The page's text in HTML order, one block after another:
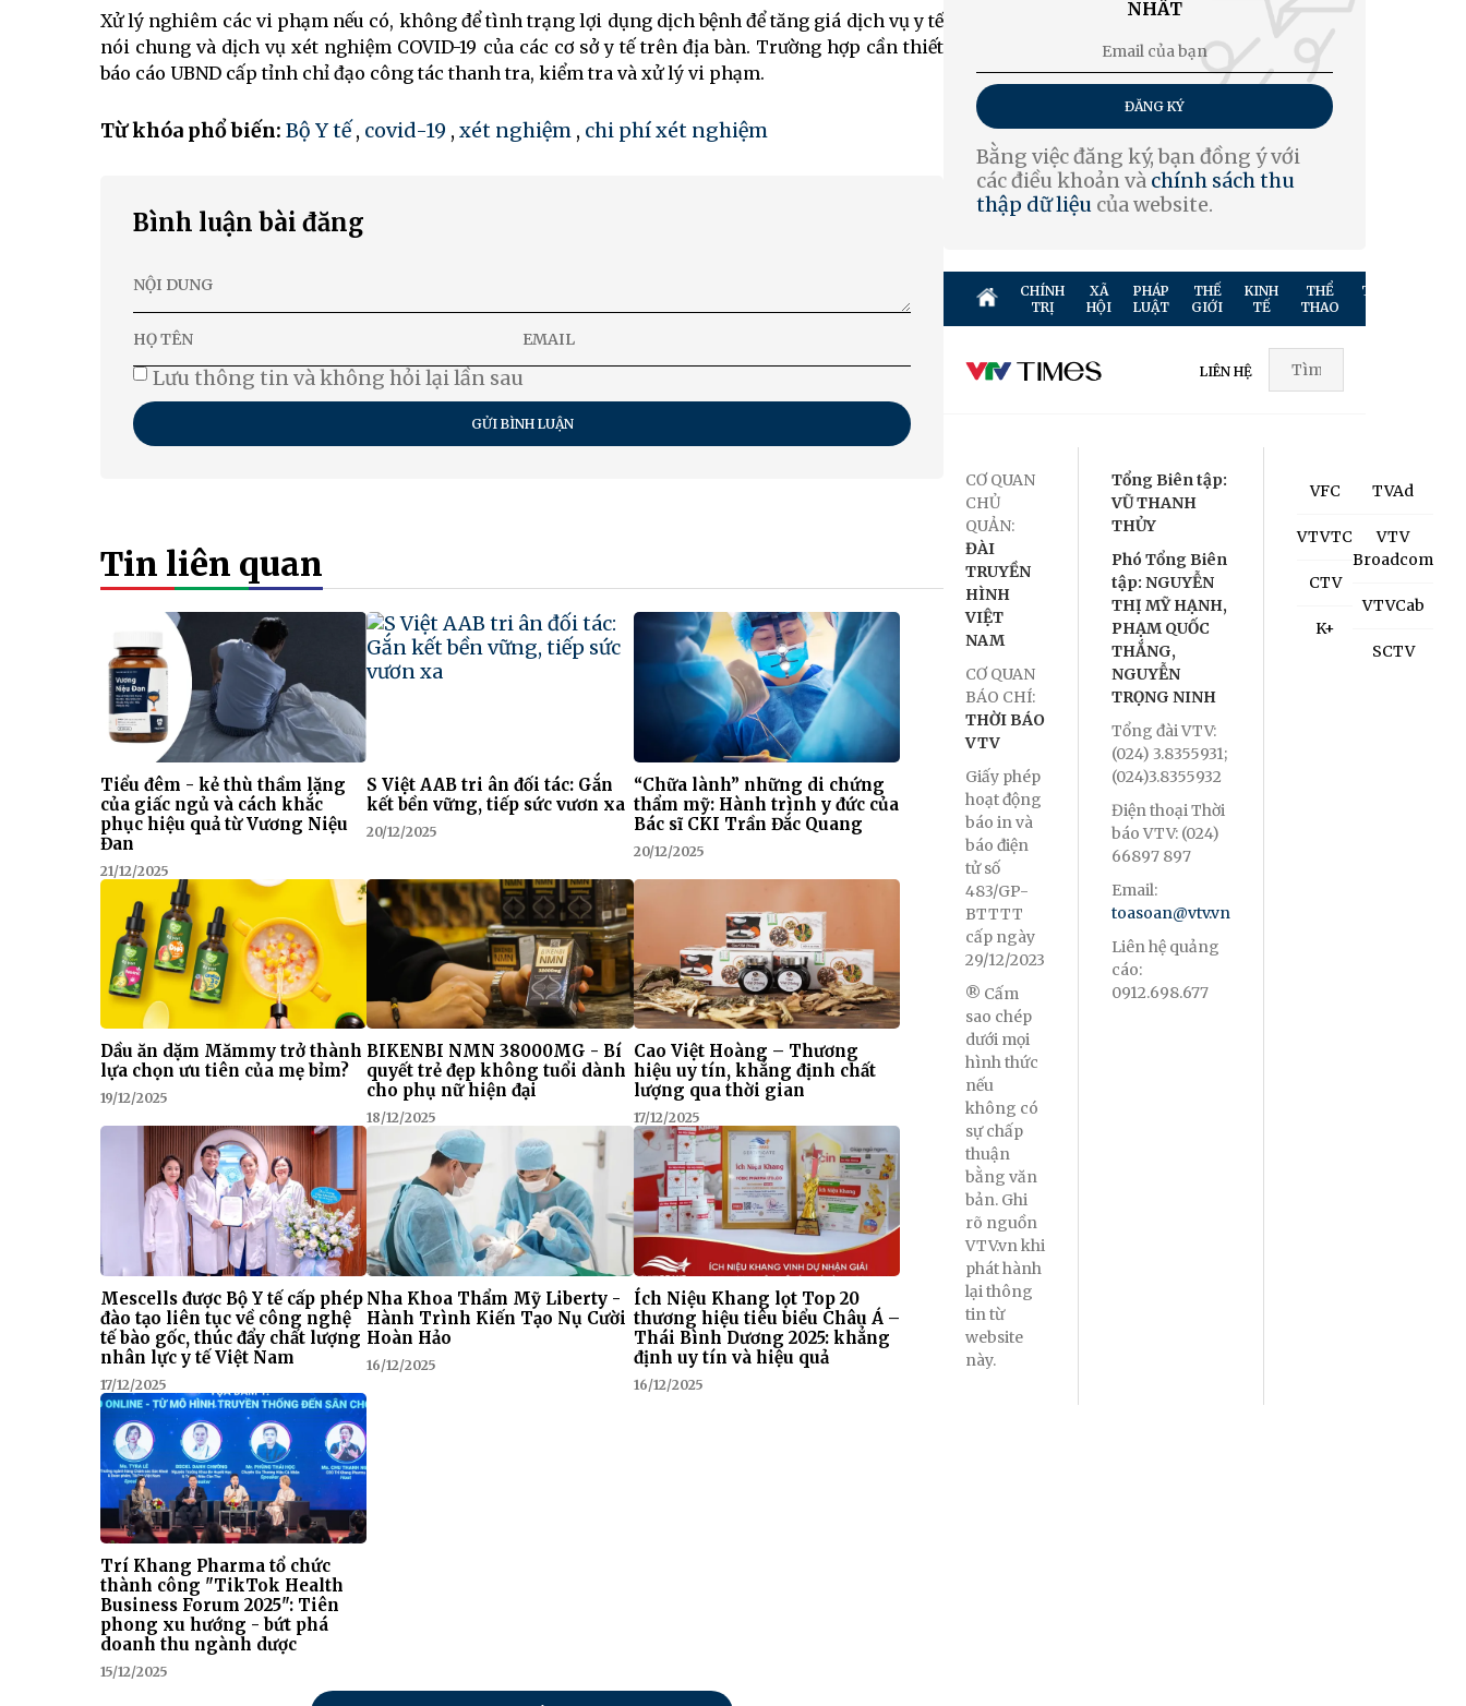
Xử lý nghiêm các vi phạm nếu có, không để tình trạng lợi dụng dịch bệnh để tăng giá dịch vụ y tế
nói chung và dịch vụ xét nghiệm COVID-19 của các cơ sở y tế trên địa bàn. Trường hợp cần thiết
báo cáo UBND cấp tỉnh chỉ đạo công tác thanh tra, kiểm tra và xử lý vi phạm.
Từ khóa phổ biến: Bộ Y tế, covid-19 , xét nghiệm , chi phí xét nghiệm
Bình luận bài đăng
Lưu thông tin và không hỏi lại lần sau
GỬI BÌNH LUẬN
Tin liên quan
Tiểu đêm - kẻ thù thầm lặng
của giấc ngủ và cách khắc
phục hiệu quả từ Vương Niệu
Đan
21/12/2025
S Việt AAB tri ân đối tác: Gắn
kết bền vững, tiếp sức vươn xa
20/12/2025
“Chữa lành” những di chứng
thẩm mỹ: Hành trình y đức của
Bác sĩ CKI Trần Đắc Quang
20/12/2025
Dầu ăn dặm Mămmy trở thành
lựa chọn ưu tiên của mẹ bỉm?
19/12/2025
BIKENBI NMN 38000MG - Bí
quyết trẻ đẹp không tuổi dành
cho phụ nữ hiện đại
18/12/2025
Cao Việt Hoàng – Thương
hiệu uy tín, khẳng định chất
lượng qua thời gian
17/12/2025
Mescells được Bộ Y tế cấp phép
đào tạo liên tục về công nghệ
tế bào gốc, thúc đẩy chất lượng
nhân lực y tế Việt Nam
17/12/2025
Nha Khoa Thẩm Mỹ Liberty -
Hành Trình Kiến Tạo Nụ Cười
Hoàn Hảo
16/12/2025
Ích Niệu Khang lọt Top 20
thương hiệu tiêu biểu Châu Á –
Thái Bình Dương 2025: khẳng
định uy tín và hiệu quả
16/12/2025
Trí Khang Pharma tổ chức
thành công "TikTok Health
Business Forum 2025": Tiên
phong xu hướng - bứt phá
doanh thu ngành dược
15/12/2025
NHẤT
ĐĂNG KÝ
Bằng việc đăng ký, bạn đồng ý với
các điều khoản và chính sách thu
thập dữ liệu của website.
CHÍNH
TRỊ
XÃ
HỘI
PHÁP
LUẬT
THẾ
GIỚI
KINH
TẾ
THỂ
THAO
TRUYỀN
LIÊN HỆ
CƠ QUAN
CHỦ
QUẢN:
ĐÀI
TRUYỀN
HÌNH
VIỆT
NAM
CƠ QUAN
BÁO CHÍ:
THỜI BÁO
VTV
Giấy phép
hoạt động
báo in và
báo điện
tử số
483/GP-
BTTTT
cấp ngày
29/12/2023
® Cấm
sao chép
dưới mọi
hình thức
nếu
không có
sự chấp
thuận
bằng văn
bản. Ghi
rõ nguồn
VTV.vn khi
phát hành
lại thông
tin từ
website
này.
Tổng Biên tập:
VŨ THANH
THỦY
Phó Tổng Biên
tập: NGUYỄN
THỊ MỸ HẠNH,
PHẠM QUỐC
THẮNG,
NGUYỄN
TRỌNG NINH
Tổng đài VTV:
(024) 3.8355931;
(024)3.8355932
Điện thoại Thời
báo VTV: (024)
66897 897
Email:
toasoan@vtv.vn
Liên hệ quảng
cáo:
0912.698.677
VFC
VTVTC
CTV
K+
TVAd
VTV
Broadcom
VTVCab
SCTV